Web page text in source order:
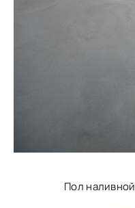
Пол